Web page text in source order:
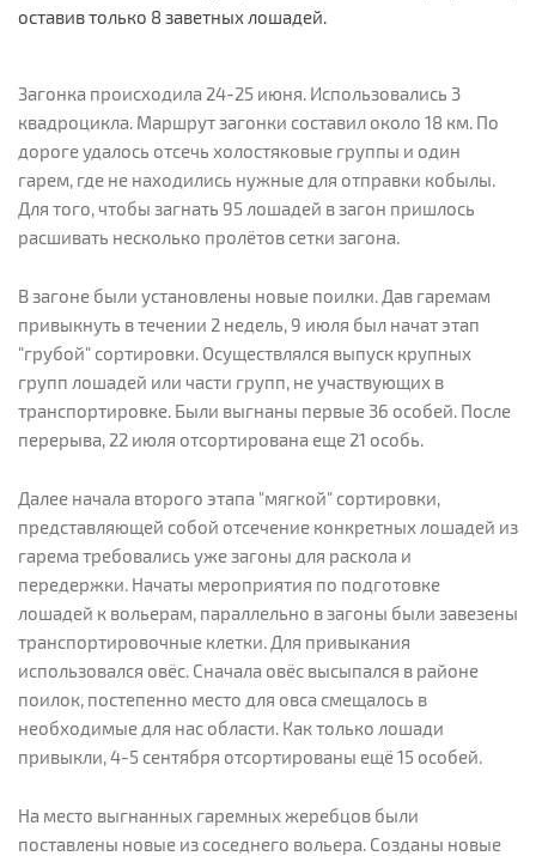
оставив только 8 заветных лошадей.
Загонка происходила 24-25 июня. Использовались 3
квадроцикла. Маршрут загонки составил около 18 км. По
дороге удалось отсечь холостяковые группы и один
гарем, где не находились нужные для отправки кобылы.
Для того, чтобы загнать 95 лошадей в загон пришлось
расшивать несколько пролётов сетки загона.
В загоне были установлены новые поилки. Дав гаремам
привыкнуть в течении 2 недель, 9 июля был начат этап
"грубой" сортировки. Осуществлялся выпуск крупных
групп лошадей или части групп, не участвующих в
транспортировке. Были выгнаны первые 36 особей. После
перерыва, 22 июля отсортирована еще 21 особь.
Далее начала второго этапа "мягкой" сортировки,
представляющей собой отсечение конкретных лошадей из
гарема требовались уже загоны для раскола и
передержки. Начаты мероприятия по подготовке
лошадей к вольерам, параллельно в загоны были завезены
транспортировочные клетки. Для привыкания
использовался овёс. Сначала овёс высыпался в районе
поилок, постепенно место для овса смещалось в
необходимые для нас области. Как только лошади
привыкли, 4-5 сентября отсортированы ещё 15 особей.
На место выгнанных гаремных жеребцов были
поставлены новые из соседнего вольера. Созданы новые